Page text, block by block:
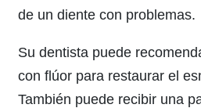
de un diente con problemas.
Su dentista puede
con flúor para restaurar el
También puede recibir una